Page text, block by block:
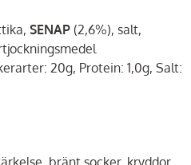
SENAP (2,6%), salt,
20g, Protein: 1,0g, Salt:
bränt socker, kryddor,